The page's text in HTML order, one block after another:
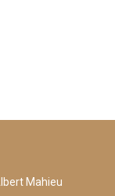
Mahieu